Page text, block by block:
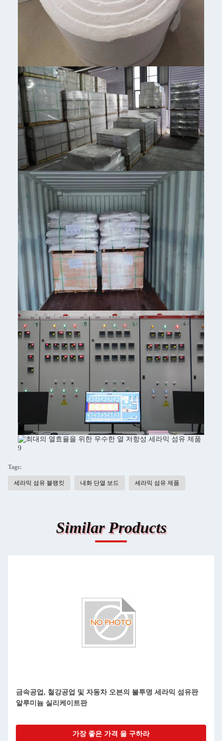
Tags:
세라믹 섬유 블랭킷 내화 단열 보드 세라믹 섬유 제품
Similar Products
오븐 오븐 후면 배면 에너지 절약 재료 불소지 불소지 Rcf 알루
미늄 실리케이트 세라믹 섬유 단열판
가장 좋은 가격 을 구하라